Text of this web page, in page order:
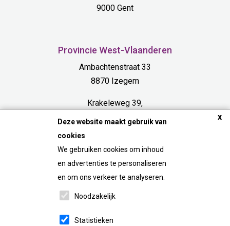
9000 Gent
Provincie West-Vlaanderen
Ambachtenstraat 33
8870 Izegem
Krakeleweg 39,
8000 Bruges
Bosdel 54 A
3600 Genk
FAQ
x
Deze website maakt gebruik van
cookies
We gebruiken cookies om inhoud
en advertenties te personaliseren
en om ons verkeer te analyseren.
Noodzakelijk
Statistieken